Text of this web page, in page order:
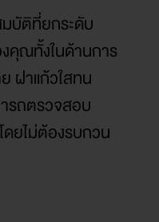
บัติที่ยกระดับ
คุณทั้งในด้านการ
ฝาแก้วใสทน
รถตรวจสอบ
ยไม่ต้องรบกวน